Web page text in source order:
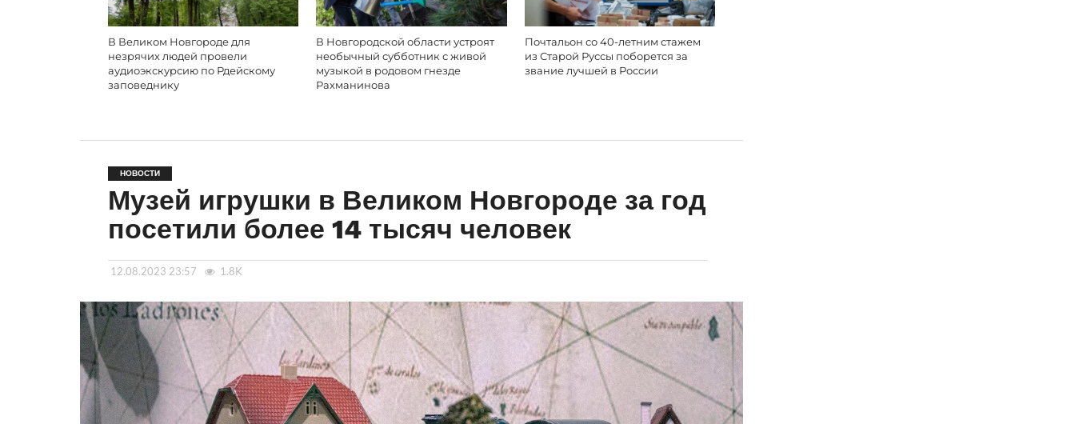
В Великом Новгороде для
незрячих людей провели
аудиоэкскурсию по Рдейскому
заповеднику
В Новгородской области устроят
необычный субботник с живой
музыкой в родовом гнезде
Рахманинова
Почтальон со 40-летним стажем
из Старой Руссы поборется за
звание лучшей в России
НОВОСТИ
Музей игрушки в Великом Новгороде за год
посетили более 14 тысяч человек
12.08.2023 23:57 1.8K